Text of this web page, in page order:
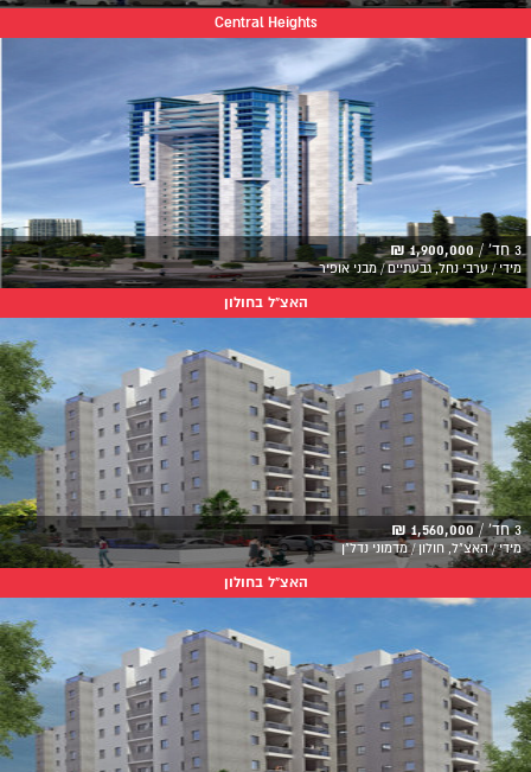
Central Heights
3 חד' / 1,900,000 ₪
מידי / ערבי נחל, גבעתיים / מבני אופיר
האצ"ל בחולון
3 חד' / 1,560,000 ₪
מידי / האצ"ל, חולון / מדמוני נדל"ן
האצ"ל בחולון